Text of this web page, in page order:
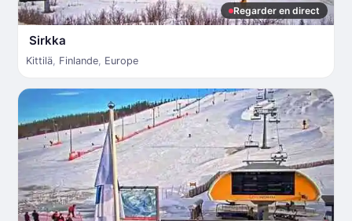
Regarder en direct
Sirkka
Kittilä, Finlande, Europe